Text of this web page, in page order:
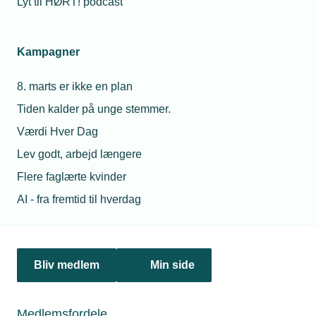
Kampagner
8. marts er ikke en plan
Tiden kalder på unge stemmer.
Værdi Hver Dag
Lev godt, arbejd længere
Flere faglærte kvinder
AI - fra fremtid til hverdag
Bliv medlem Min side
TEKNIQ Industrinetværk
værdiskabende medlemsfællesskab for
industrimedlemmerne.